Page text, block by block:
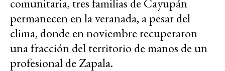
permanecen en la veranada, a pesar del
clima, donde en noviembre recuperaron
una fracción del territorio de manos de un
profesional de Zapala.